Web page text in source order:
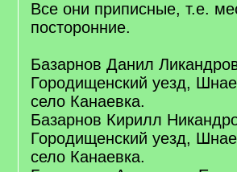
Все они приписные, т.е.
посторонние.
Базарнов Данил
Городищенский уезд,
село Канаевка.
Базарнов Кирилл
Городищенский уезд,
село Канаевка.